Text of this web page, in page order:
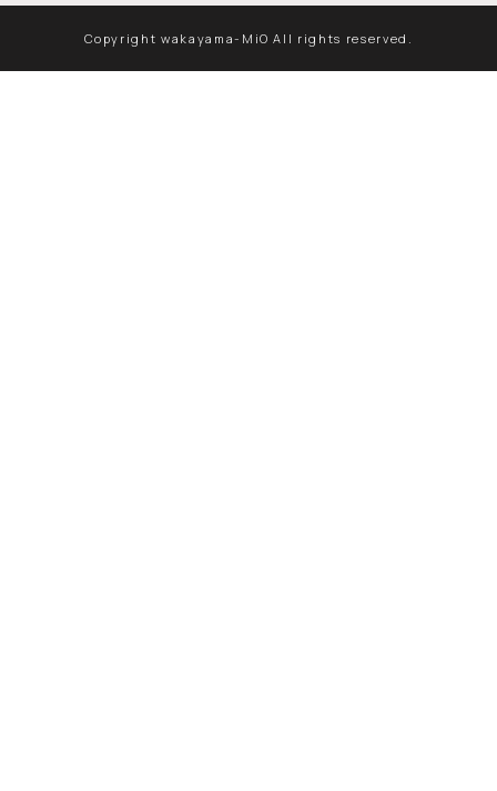
Copyright wakayama-MiO All rights reserved.